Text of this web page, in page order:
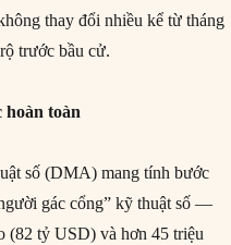
thay đổi nhiều kể từ tháng
trước bầu cử.
hoàn toàn
số (DMA) mang tính bước
gác cổng” kỹ thuật số —
(82 tỷ USD) và hơn 45 triệu